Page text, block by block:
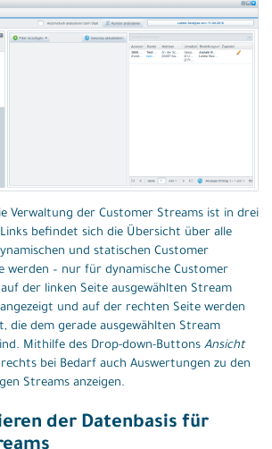
Verwaltung der Customer Streams ist in drei
befindet sich die Übersicht über alle
und statischen Customer
werden – nur für dynamische Customer
der linken Seite ausgewählten Stream
und auf der rechten Seite werden
die dem gerade ausgewählten Stream
Mithilfe des Drop-down-Buttons Ansicht
rechts bei Bedarf auch Auswertungen zu den
Streams anzeigen.
der Datenbasis für